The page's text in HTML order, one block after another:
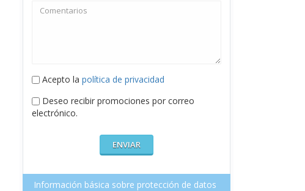
Acepto la política de privacidad
Deseo recibir promociones por correo
electrónico.
Información básica sobre protección de datos